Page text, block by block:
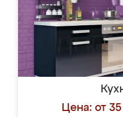
Цена: от